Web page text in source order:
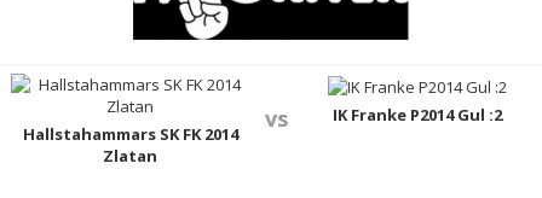
Hallstahammars SK FK 2014
Zlatan
vs IK Franke P2014 Gul :2